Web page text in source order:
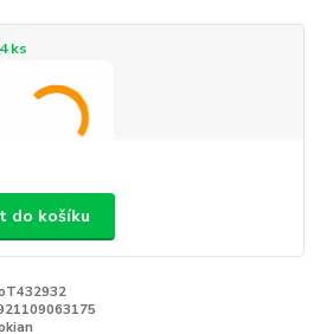
ks
do košíku